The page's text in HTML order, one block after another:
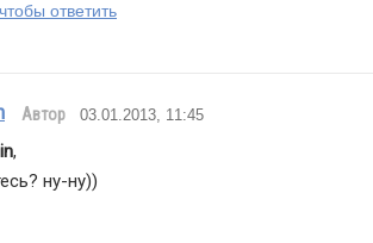
ответить
Автор 03.01.2013, 11:45
,
ну-ну))